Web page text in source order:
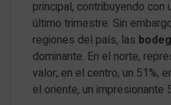
principal, contribuyendo con
último trimestre. Sin
regiones del país, las
dominante. En el norte,
valor; en el centro, un 51%;
el oriente, un impresionante